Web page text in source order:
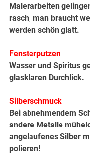
Malerarbeiten
rasch, man braucht
werden schön glatt.
Fensterputzen
Wasser und Spiritus
glasklaren Durchlick.
Silberschmuck
Bei abnehmendem
andere Metalle
angelaufenes Silber
polieren!